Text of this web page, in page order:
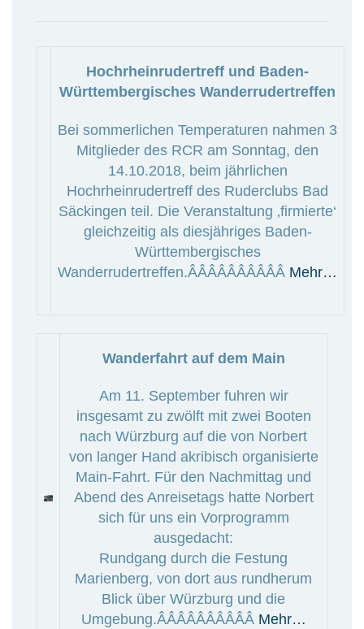
Hochrheinrudertreff und Baden-
Württembergisches Wanderrudertreffen
Bei sommerlichen Temperaturen nahmen 3
Mitglieder des RCR am Sonntag, den
14.10.2018, beim jährlichen
Hochrheinrudertreff des Ruderclubs Bad
Säckingen teil. Die Veranstaltung ‚firmierte‘
gleichzeitig als diesjähriges Baden-
Württembergisches
Wanderrudertreffen.ÂÂÂÂÂÂÂÂÂÂ Mehr…
Wanderfahrt auf dem Main
Am 11. September fuhren wir
insgesamt zu zwölft mit zwei Booten
nach Würzburg auf die von Norbert
von langer Hand akribisch organisierte
Main-Fahrt. Für den Nachmittag und
Abend des Anreisetags hatte Norbert
sich für uns ein Vorprogramm
ausgedacht:
Rundgang durch die Festung
Marienberg, von dort aus rundherum
Blick über Würzburg und die
Umgebung.ÂÂÂÂÂÂÂÂÂÂ Mehr…